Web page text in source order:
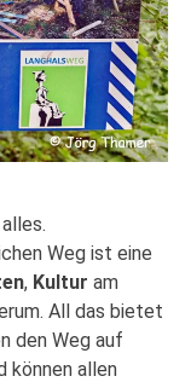
Weg ist eine
, Kultur am
All das bietet
den Weg auf
können allen